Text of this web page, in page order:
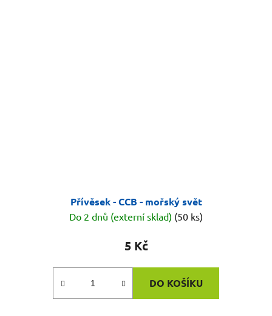
Přívěsek - CCB - mořský svět
Do 2 dnů (externí sklad) (50 ks)
5 Kč
DO KOŠÍKU